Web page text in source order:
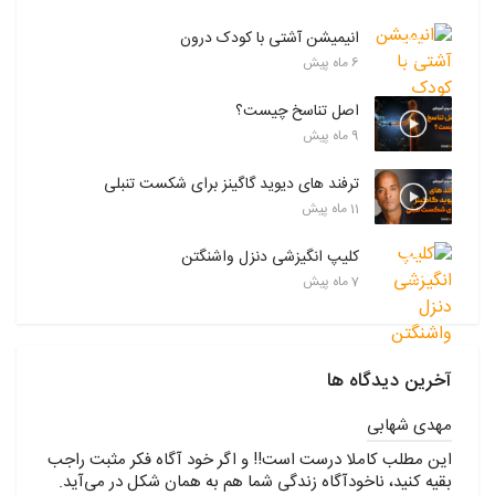
انیمیشن آشتی با کودک درون
6 ماه پیش
اصل تناسخ چیست؟
9 ماه پیش
ترفند های دیوید گاگینز برای شکست تنبلی
11 ماه پیش
کلیپ انگیزشی دنزل واشنگتن
7 ماه پیش
آخرین دیدگاه ها
مهدی شهابی
این مطلب کاملا درست است!! و اگر خود آگاه فکر مثبت راجب
بقیه کنید، ناخودآگاه زندگی شما هم به همان شکل در می‌آید.
یک شمعِ کوچک تهیه کن و آن را فقط برای «شبِ هوگه» روشن
کن.
یک فنجانِ مخصوص داشته باش که فقط صبح‌ها با آن چای
می‌نوشی.
یک «بستهٔ آرامش» بساز: پتو، کتاب، چای و هدفون.
یک گوشهٔ بدون تختهٔ شارژر در خانه تعیین کن؛ محلِ «کارِ ذهن».
۱۰. هوگه فراتر از خانه
— محلِ کار، مدرسه،
شهر